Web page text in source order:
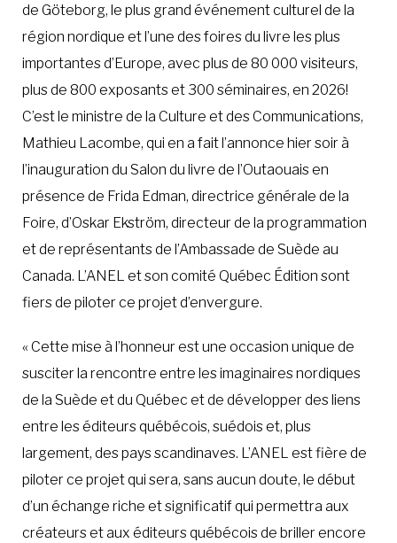
de Göteborg, le plus grand événement culturel de la
région nordique et l’une des foires du livre les plus
importantes d’Europe, avec plus de 80 000 visiteurs,
plus de 800 exposants et 300 séminaires, en 2026!
C’est le ministre de la Culture et des Communications,
Mathieu Lacombe, qui en a fait l’annonce hier soir à
l’inauguration du Salon du livre de l’Outaouais en
présence de Frida Edman, directrice générale de la
Foire, d’Oskar Ekström, directeur de la programmation
et de représentants de l’Ambassade de Suède au
Canada. L’ANEL et son comité Québec Édition sont
fiers de piloter ce projet d’envergure.
« Cette mise à l’honneur est une occasion unique de
susciter la rencontre entre les imaginaires nordiques
de la Suède et du Québec et de développer des liens
entre les éditeurs québécois, suédois et, plus
largement, des pays scandinaves. L’ANEL est fière de
piloter ce projet qui sera, sans aucun doute, le début
d’un échange riche et significatif qui permettra aux
créateurs et aux éditeurs québécois de briller encore